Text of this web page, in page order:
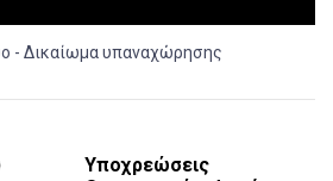
- Δικαίωμα υπαναχώρησης
Υποχρεώσεις